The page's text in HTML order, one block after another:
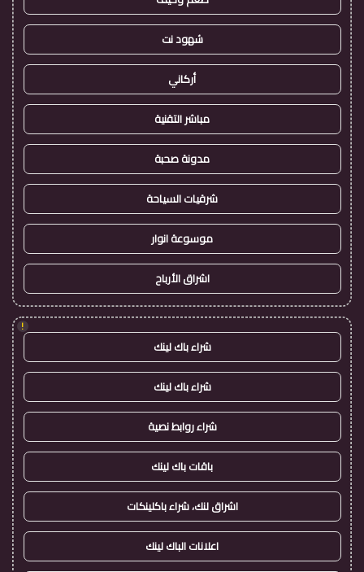
شهود نت
أركاني
مباشر التقنية
مدونة صحبة
شرقيات السياحة
موسوعة انوار
اشراق الأرباح
!
شراء باك لينك
شراء باك لينك
شراء روابط نصية
باقات باك لينك
اشراق لنك، شراء باكلينكات
اعلانات الباك لينك